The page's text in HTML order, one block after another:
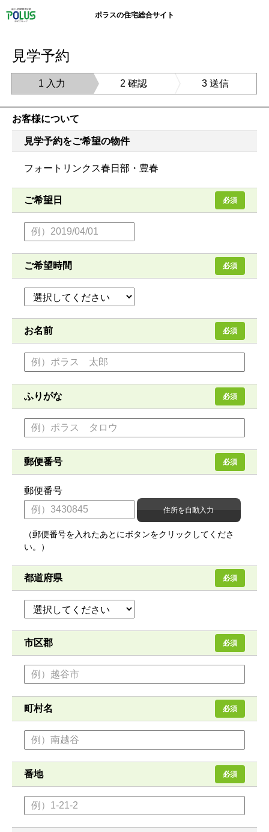
ポラスの住宅総合サイト
見学予約
1 入力 2 確認 3 送信
お客様について
見学予約をご希望の物件
フォートリンクス春日部・豊春
ご希望日 必須
ご希望時間 必須
お名前 必須
ふりがな 必須
郵便番号 必須
郵便番号
（郵便番号を入れたあとにボタンをクリックしてくださ
い。）
都道府県 必須
市区郡 必須
町村名 必須
番地 必須